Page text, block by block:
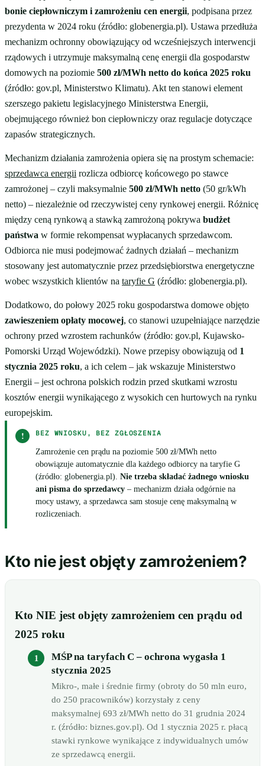
bonie ciepłowniczym i zamrożeniu cen energii, podpisana przez
prezydenta w 2024 roku (źródło: globenergia.pl). Ustawa przedłuża
mechanizm ochronny obowiązujący od wcześniejszych interwencji
rządowych i utrzymuje maksymalną cenę energii dla gospodarstw
domowych na poziomie 500 zł/MWh netto do końca 2025 roku
(źródło: gov.pl, Ministerstwo Klimatu). Akt ten stanowi element
szerszego pakietu legislacyjnego Ministerstwa Energii,
obejmującego również bon ciepłowniczy oraz regulacje dotyczące
zapasów strategicznych.
Mechanizm działania zamrożenia opiera się na prostym schemacie:
sprzedawca energii rozlicza odbiorcę końcowego po stawce
zamrożonej – czyli maksymalnie 500 zł/MWh netto (50 gr/kWh
netto) – niezależnie od rzeczywistej ceny rynkowej energii. Różnicę
między ceną rynkową a stawką zamrożoną pokrywa budżet
państwa w formie rekompensat wypłacanych sprzedawcom.
Odbiorca nie musi podejmować żadnych działań – mechanizm
stosowany jest automatycznie przez przedsiębiorstwa energetyczne
wobec wszystkich klientów na taryfie G (źródło: globenergia.pl).
Dodatkowo, do połowy 2025 roku gospodarstwa domowe objęto
zawieszeniem opłaty mocowej, co stanowi uzupełniające narzędzie
ochrony przed wzrostem rachunków (źródło: gov.pl, Kujawsko-
Pomorski Urząd Wojewódzki). Nowe przepisy obowiązują od 1
stycznia 2025 roku, a ich celem – jak wskazuje Ministerstwo
Energii – jest ochrona polskich rodzin przed skutkami wzrostu
kosztów energii wynikającego z wysokich cen hurtowych na rynku
europejskim.
! BEZ WNIOSKU, BEZ ZGŁOSZENIA
Zamrożenie cen prądu na poziomie 500 zł/MWh netto
obowiązuje automatycznie dla każdego odbiorcy na taryfie G
(źródło: globenergia.pl). Nie trzeba składać żadnego wniosku
ani pisma do sprzedawcy – mechanizm działa odgórnie na
mocy ustawy, a sprzedawca sam stosuje cenę maksymalną w
rozliczeniach.
Kto nie jest objęty zamrożeniem?
Kto NIE jest objęty zamrożeniem cen prądu od
2025 roku
MŚP na taryfach C – ochrona wygasła 1
stycznia 2025
Mikro-, małe i średnie firmy (obroty do 50 mln euro,
do 250 pracowników) korzystały z ceny
maksymalnej 693 zł/MWh netto do 31 grudnia 2024
r. (źródło: biznes.gov.pl). Od 1 stycznia 2025 r. płacą
stawki rynkowe wynikające z indywidualnych umów
ze sprzedawcą energii.